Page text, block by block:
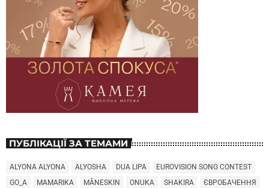
ПУБЛІКАЦІЇ ЗА ТЕМАМИ
ALYONA ALYONA ALYOSHA DUA LIPA
EUROVISION SONG CONTEST
GO_A
MAMARIKA MÅNESKIN ONUKA SHAKIRA
ЄВРОБАЧЕННЯ